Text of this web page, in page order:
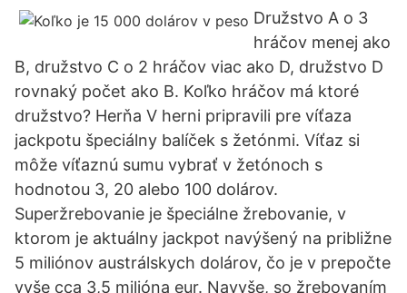
Družstvo A o 3
hráčov menej ako
B, družstvo C o 2 hráčov viac ako D, družstvo D
rovnaký počet ako B. Koľko hráčov má ktoré
družstvo? Herňa V herni pripravili pre víťaza
jackpotu špeciálny balíček s žetónmi. Víťaz si
môže víťaznú sumu vybrať v žetónoch s
hodnotou 3, 20 alebo 100 dolárov.
Superžrebovanie je špeciálne žrebovanie, v
ktorom je aktuálny jackpot navýšený na približne
5 miliónov austrálskych dolárov, čo je v prepočte
vyše cca 3,5 milióna eur. Navyše, so žrebovaním